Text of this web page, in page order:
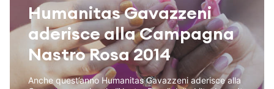
Humanitas Gavazzeni
aderisce alla Campagna
Nastro Rosa 2014
Anche quest’anno Humanitas Gavazzeni aderisce alla